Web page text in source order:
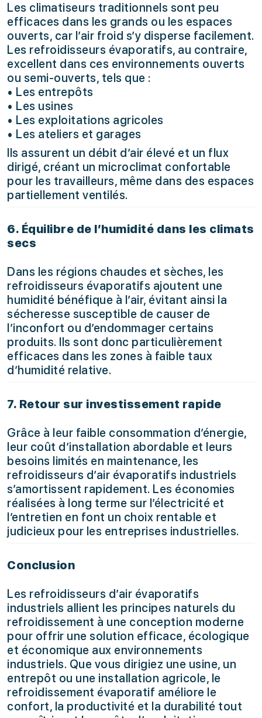
Les climatiseurs traditionnels sont peu
efficaces dans les grands ou les espaces
ouverts, car l’air froid s’y disperse facilement.
Les refroidisseurs évaporatifs, au contraire,
excellent dans ces environnements ouverts
ou semi-ouverts, tels que :
• Les entrepôts
• Les usines
• Les exploitations agricoles
• Les ateliers et garages
Ils assurent un débit d’air élevé et un flux
dirigé, créant un microclimat confortable
pour les travailleurs, même dans des espaces
partiellement ventilés.
6. Équilibre de l’humidité dans les climats
secs
Dans les régions chaudes et sèches, les
refroidisseurs évaporatifs ajoutent une
humidité bénéfique à l’air, évitant ainsi la
sécheresse susceptible de causer de
l’inconfort ou d’endommager certains
produits. Ils sont donc particulièrement
efficaces dans les zones à faible taux
d’humidité relative.
7. Retour sur investissement rapide
Grâce à leur faible consommation d’énergie,
leur coût d’installation abordable et leurs
besoins limités en maintenance, les
refroidisseurs d’air évaporatifs industriels
s’amortissent rapidement. Les économies
réalisées à long terme sur l’électricité et
l’entretien en font un choix rentable et
judicieux pour les entreprises industrielles.
Conclusion
Les refroidisseurs d’air évaporatifs
industriels allient les principes naturels du
refroidissement à une conception moderne
pour offrir une solution efficace, écologique
et économique aux environnements
industriels. Que vous dirigiez une usine, un
entrepôt ou une installation agricole, le
refroidissement évaporatif améliore le
confort, la productivité et la durabilité tout